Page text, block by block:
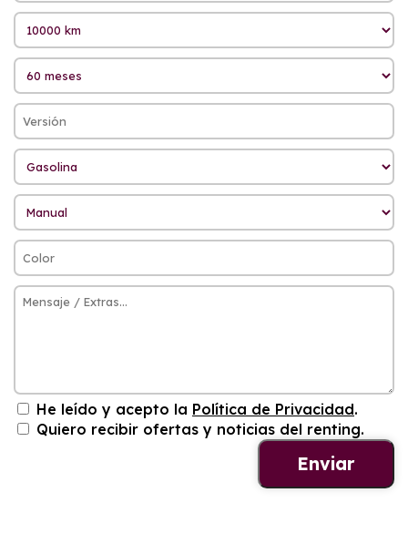
He leído y acepto la Política de Privacidad.
Quiero recibir ofertas y noticias del renting.